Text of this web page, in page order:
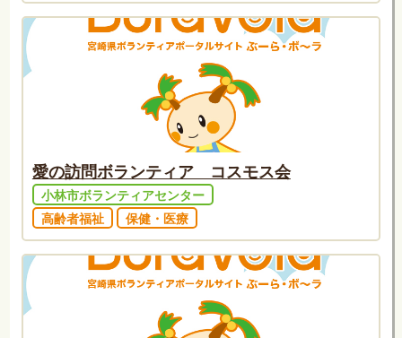
愛の訪問ボランティア コスモス会
小林市ボランティアセンター
高齢者福祉
保健・医療